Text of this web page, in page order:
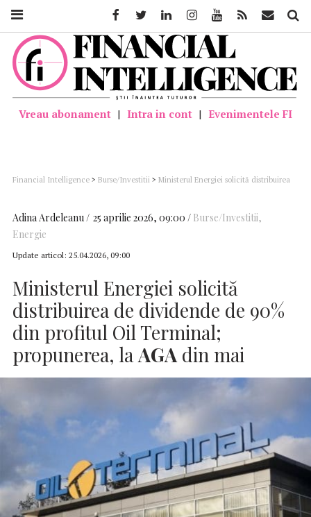
Vreau abonament | Intra in cont | Evenimentele FI
Financial Intelligence > Burse/Investitii > Ministerul Energiei solicită distribuirea
Adina Ardeleanu 25 aprilie 2026, 09:00 Burse/Investitii,
Energie
Update articol: 25.04.2026, 09:00
Ministerul Energiei solicită
distribuirea de dividende de 90%
din profitul Oil Terminal;
propunerea, laAGA din mai
FacebookTwitter LinkedinInstagramYoutube Feed Mail